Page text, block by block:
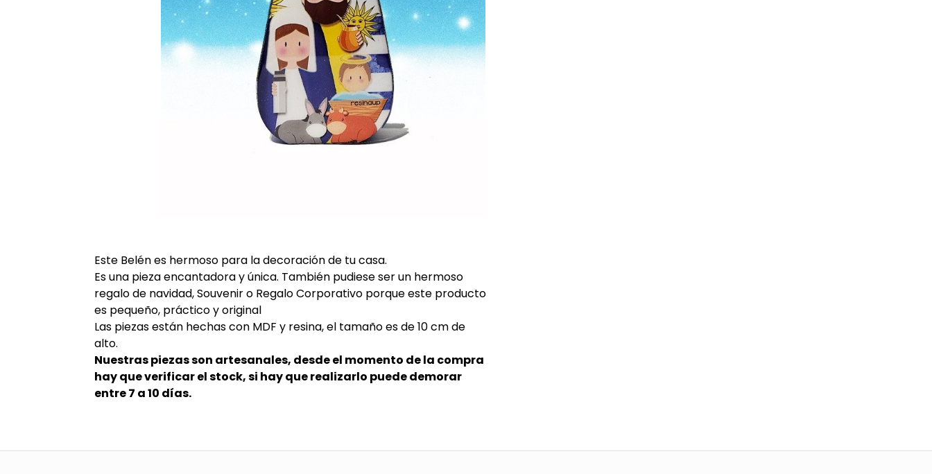
Este Belén es hermoso para la decoración de tu casa.
Es una pieza encantadora y única. También pudiese ser un hermoso
regalo de navidad, Souvenir o Regalo Corporativo porque este producto
es pequeño, práctico y original
Las piezas están hechas con MDF y resina, el tamaño es de 10 cm de
alto.
Nuestras piezas son artesanales, desde el momento de la compra
hay que verificar el stock, si hay que realizarlo puede demorar
entre 7 a 10 días.